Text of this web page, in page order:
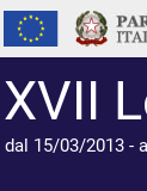
XVII
dal 15/03/2013 -